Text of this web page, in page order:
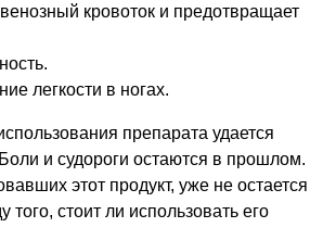
кровоток и предотвращает
легкости в ногах.
препарата удается
Боли и судороги остаются в прошлом.
этот продукт, уже не остается
того, стоит ли использовать его